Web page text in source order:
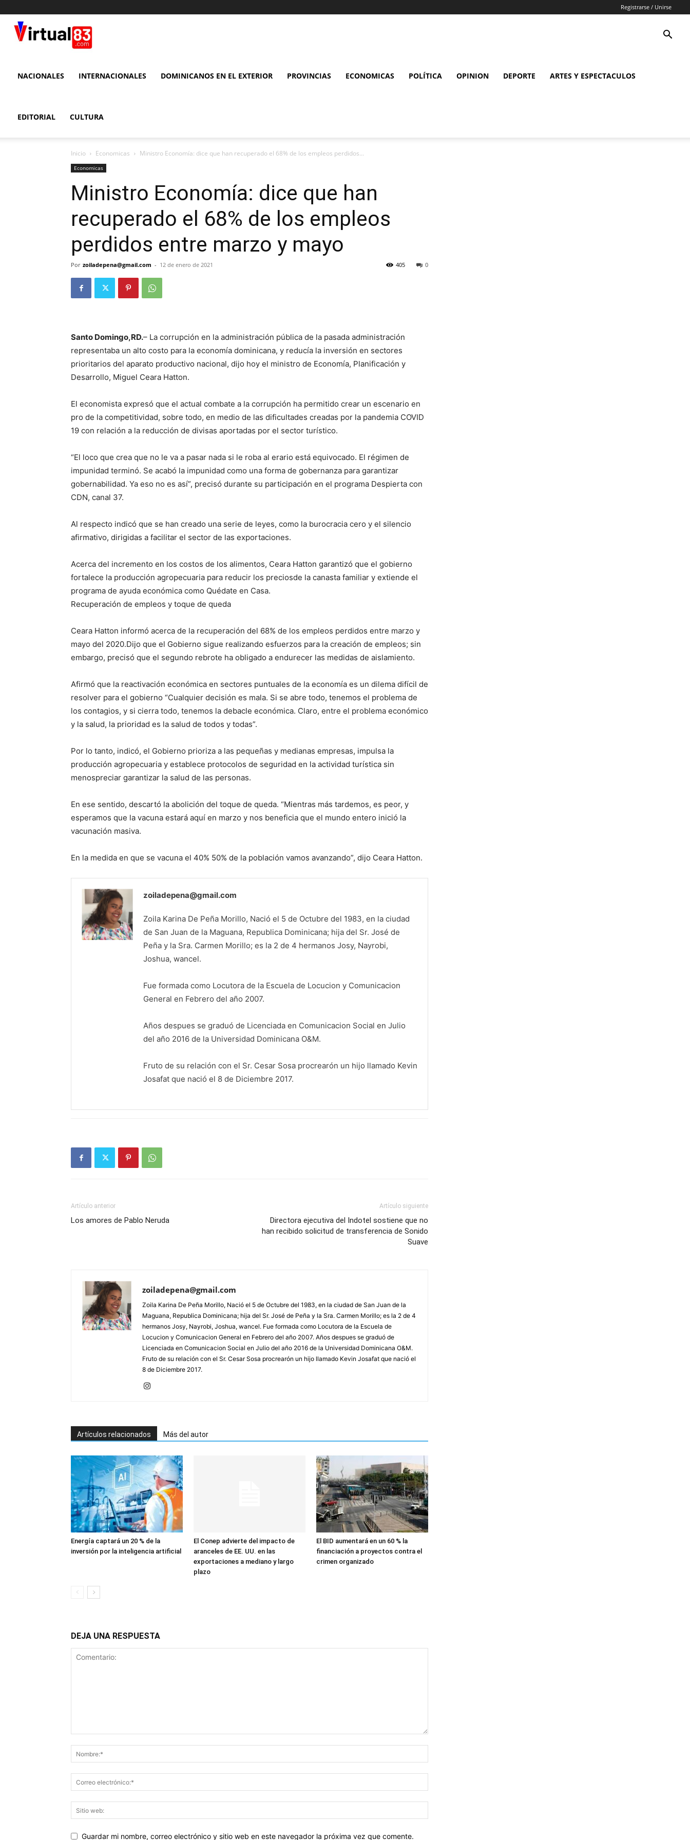
Registrarse / Unirse
83
NACIONALES INTERNACIONALES DOMINICANOS EN EL EXTERIOR PROVINCIAS ECONOMICAS POLÍTICA OPINION DEPORTE ARTES Y ESPECTACULOS
EDITORIAL CULTURA
Inicio Economicas Ministro Economía: dice que han recuperado el 68% de los empleos perdidos...
Economicas
Ministro Economía: dice que han
recuperado el 68% de los empleos
perdidos entre marzo y mayo
Por zoiladepena@gmail.com - 12 de enero de 2021 0
405
Santo Domingo,RD.– La corrupción en la administración pública de la pasada administración
representaba un alto costo para la economía dominicana, y reducía la inversión en sectores
prioritarios del aparato productivo nacional, dijo hoy el ministro de Economía, Planificación y
Desarrollo, Miguel Ceara Hatton.
El economista expresó que el actual combate a la corrupción ha permitido crear un escenario en
pro de la competitividad, sobre todo, en medio de las dificultades creadas por la pandemia COVID
19 con relación a la reducción de divisas aportadas por el sector turístico.
“El loco que crea que no le va a pasar nada si le roba al erario está equivocado. El régimen de
impunidad terminó. Se acabó la impunidad como una forma de gobernanza para garantizar
gobernabilidad. Ya eso no es así”, precisó durante su participación en el programa Despierta con
CDN, canal 37.
Al respecto indicó que se han creado una serie de leyes, como la burocracia cero y el silencio
afirmativo, dirigidas a facilitar el sector de las exportaciones.
Acerca del incremento en los costos de los alimentos, Ceara Hatton garantizó que el gobierno
fortalece la producción agropecuaria para reducir los preciosde la canasta familiar y extiende el
programa de ayuda económica como Quédate en Casa.
Recuperación de empleos y toque de queda
Ceara Hatton informó acerca de la recuperación del 68% de los empleos perdidos entre marzo y
mayo del 2020.Dijo que el Gobierno sigue realizando esfuerzos para la creación de empleos; sin
embargo, precisó que el segundo rebrote ha obligado a endurecer las medidas de aislamiento.
Afirmó que la reactivación económica en sectores puntuales de la economía es un dilema difícil de
resolver para el gobierno “Cualquier decisión es mala. Si se abre todo, tenemos el problema de
los contagios, y si cierra todo, tenemos la debacle económica. Claro, entre el problema económico
y la salud, la prioridad es la salud de todos y todas”.
Por lo tanto, indicó, el Gobierno prioriza a las pequeñas y medianas empresas, impulsa la
producción agropecuaria y establece protocolos de seguridad en la actividad turística sin
menospreciar garantizar la salud de las personas.
En ese sentido, descartó la abolición del toque de queda. “Mientras más tardemos, es peor, y
esperamos que la vacuna estará aquí en marzo y nos beneficia que el mundo entero inició la
vacunación masiva.
En la medida en que se vacuna el 40% 50% de la población vamos avanzando”, dijo Ceara Hatton.
zoiladepena@gmail.com
Zoila Karina De Peña Morillo, Nació el 5 de Octubre del 1983, en la ciudad
de San Juan de la Maguana, Republica Dominicana; hija del Sr. José de
Peña y la Sra. Carmen Morillo; es la 2 de 4 hermanos Josy, Nayrobi,
Joshua, wancel.
Fue formada como Locutora de la Escuela de Locucion y Comunicacion
General en Febrero del año 2007.
Años despues se graduó de Licenciada en Comunicacion Social en Julio
del año 2016 de la Universidad Dominicana O&M.
Fruto de su relación con el Sr. Cesar Sosa procrearón un hijo llamado Kevin
Josafat que nació el 8 de Diciembre 2017.
Artículo anterior
Los amores de Pablo Neruda
Artículo siguiente
Directora ejecutiva del Indotel sostiene que no
han recibido solicitud de transferencia de Sonido
Suave
zoiladepena@gmail.com
Zoila Karina De Peña Morillo, Nació el 5 de Octubre del 1983, en la ciudad de San Juan de la
Maguana, Republica Dominicana; hija del Sr. José de Peña y la Sra. Carmen Morillo; es la 2 de 4
hermanos Josy, Nayrobi, Joshua, wancel. Fue formada como Locutora de la Escuela de
Locucion y Comunicacion General en Febrero del año 2007. Años despues se graduó de
Licenciada en Comunicacion Social en Julio del año 2016 de la Universidad Dominicana O&M.
Fruto de su relación con el Sr. Cesar Sosa procrearón un hijo llamado Kevin Josafat que nació el
8 de Diciembre 2017.
Artículos relacionados Más del autor
Energía captará un 20 % de la
inversión por la inteligencia artificial
El Conep advierte del impacto de
aranceles de EE. UU. en las
exportaciones a mediano y largo
plazo
El BID aumentará en un 60 % la
financiación a proyectos contra el
crimen organizado
DEJA UNA RESPUESTA
Guardar mi nombre, correo electrónico y sitio web en este navegador la próxima vez que comente.